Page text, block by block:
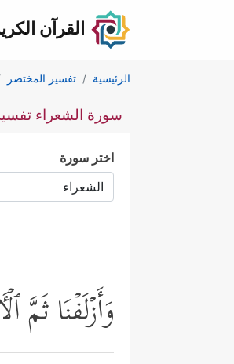
القرآن
الرئيسية تفسير المختصر
سورة الشعراء تفسير
اختر سورة
وَأَزۡلَفۡنَا ثَمَّ